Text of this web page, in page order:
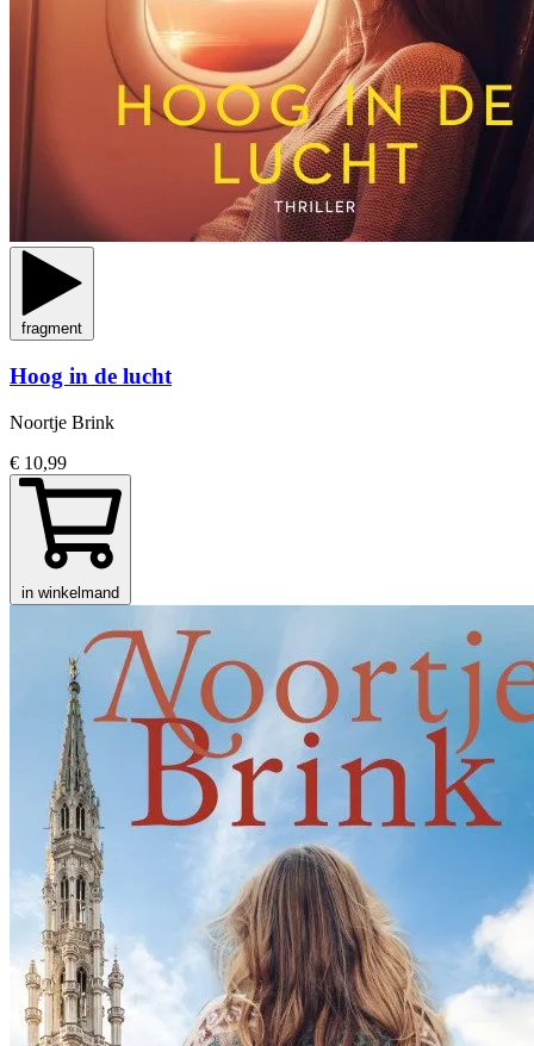
fragment
Hoog in de lucht
Noortje Brink
€ 10,99
in winkelmand